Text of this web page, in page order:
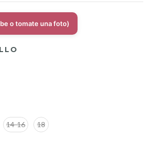
o tomate una foto)
14-16 18